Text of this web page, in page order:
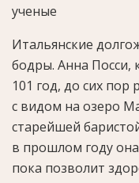
ученые
Итальянские
бодры. Анна Посси,
101 год, до сих пор
с видом на озеро
старейшей
в прошлом году она
пока позволит